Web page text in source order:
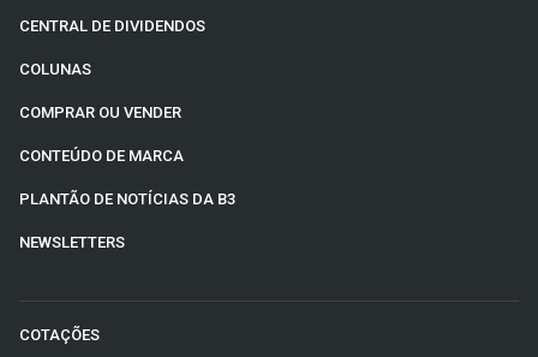
CENTRAL DE DIVIDENDOS
COLUNAS
COMPRAR OU VENDER
CONTEÚDO DE MARCA
PLANTÃO DE NOTÍCIAS DA B3
NEWSLETTERS
COTAÇÕES